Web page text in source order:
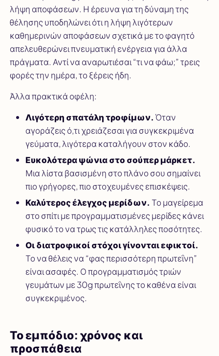
λήψη αποφάσεων. Η έρευνα για τη δύναμη της
θέλησης υποδηλώνει ότι η λήψη λιγότερων
καθημερινών αποφάσεων σχετικά με το φαγητό
απελευθερώνει πνευματική ενέργεια για άλλα
πράγματα. Αντί να αναρωτιέσαι “τι να φάω;” τρεις
φορές την ημέρα, το ξέρεις ήδη.
Άλλα πρακτικά οφέλη:
Λιγότερη σπατάλη τροφίμων. Όταν
αγοράζεις ό,τι χρειάζεσαι για συγκεκριμένα
γεύματα, λιγότερα καταλήγουν στον κάδο.
Ευκολότερα ψώνια στο σούπερ μάρκετ.
Μια λίστα βασισμένη στο πλάνο σου σημαίνει
πιο γρήγορες, πιο στοχευμένες επισκέψεις.
Καλύτερος έλεγχος μερίδων. Το μαγείρεμα
στο σπίτι με προγραμματισμένες μερίδες κάνει
φυσικό το να τρως τις κατάλληλες ποσότητες.
Οι διατροφικοί στόχοι γίνονται εφικτοί.
Το να θέλεις να “φας περισσότερη πρωτεΐνη”
είναι ασαφές. Ο προγραμματισμός τριών
γευμάτων με 30g πρωτεΐνης το καθένα είναι
συγκεκριμένος.
Το εμπόδιο: χρόνος και
προσπάθεια